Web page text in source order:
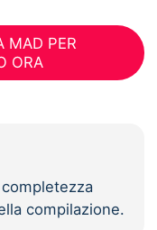
MAD PER
ORA
compilazione.